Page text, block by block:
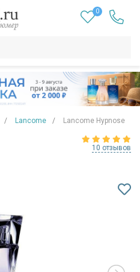
0
Lancome Lancome Hypnose
10 отзывов